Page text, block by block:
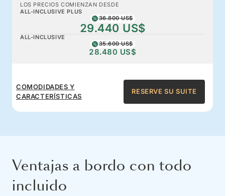
LOS PRECIOS COMIENZAN DESDE
ALL-INCLUSIVE PLUS
36.800 US$
29.440 US$
ALL-INCLUSIVE
35.600 US$
28.480 US$
COMODIDADES Y
CARACTERÍSTICAS
RESERVE SU SUITE
Ventajas a bordo con todo
incluido